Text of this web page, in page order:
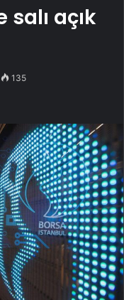
açık
135